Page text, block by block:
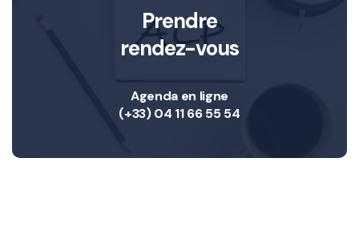
Prendre
rendez-vous
Agenda en ligne
(+33) 04 11 66 55 54